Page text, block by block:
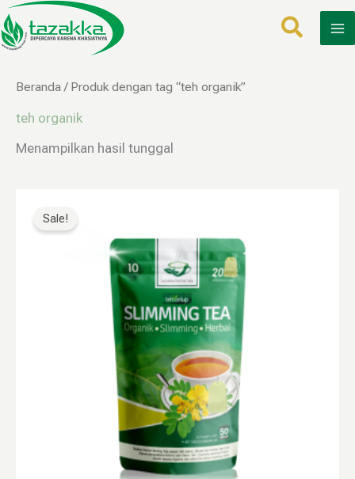
Lewati
ke
konten
Beranda / Produk dengan tag “teh organik”
teh organik
Menampilkan hasil tunggal
Sale!
Rp60.000.adalah:
Rp29.999.